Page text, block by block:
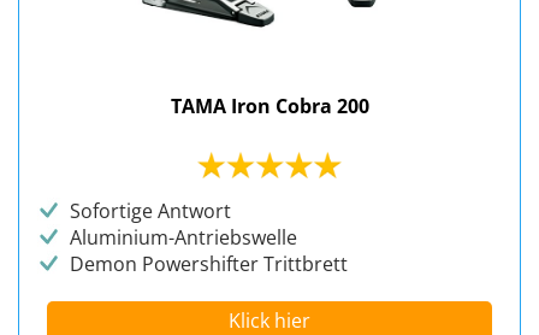
TAMA Iron Cobra 200
Sofortige Antwort
Aluminium-Antriebswelle
Demon Powershifter Trittbrett
Klick hier